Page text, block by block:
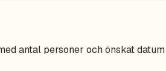
antal personer och önskat